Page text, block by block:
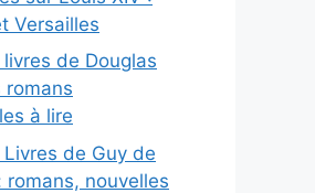
Versailles
de Douglas
romans
à lire
de Guy de
romans, nouvelles